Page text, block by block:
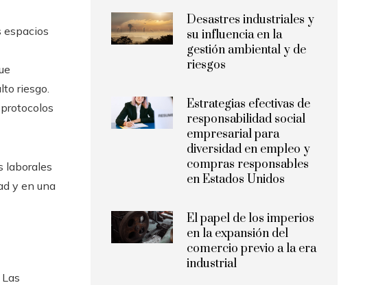
espacios
riesgo.
laborales
y en una
Desastres industriales y
su influencia en la
gestión ambiental y de
riesgos
Estrategias efectivas de
responsabilidad social
empresarial para
diversidad en empleo y
compras responsables
en Estados Unidos
El papel de los imperios
en la expansión del
comercio previo a la era
industrial